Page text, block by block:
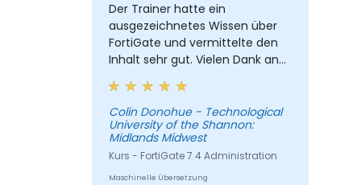
Der Trainer hatte ein
ausgezeichnetes Wissen über
FortiGate und vermittelte den
Inhalt sehr gut. Vielen Dank an
Soroush.
Colin Donohue - Technological
University of the Shannon:
Midlands Midwest
Kurs - FortiGate 7.4 Administration
Maschinelle Übersetzung